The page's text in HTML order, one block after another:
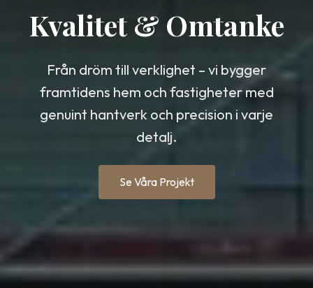
Kvalitet & Omtanke
Från dröm till verklighet – vi bygger
framtidens hem och fastigheter med
genuint hantverk och precision i varje
detalj.
Se Våra Projekt